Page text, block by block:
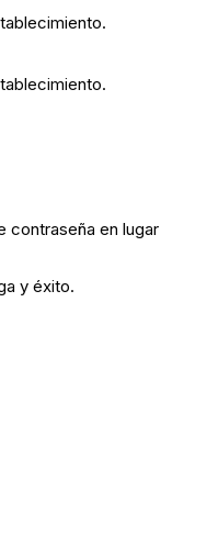
contraseña en lugar
y éxito.